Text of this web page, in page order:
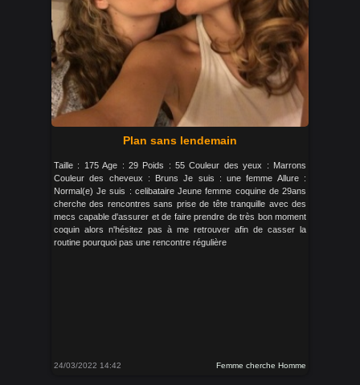
Plan sans lendemain
Taille : 175 Age : 29 Poids : 55 Couleur des yeux : Marrons
Couleur des cheveux : Bruns Je suis : une femme Allure :
Normal(e) Je suis : celibataire Jeune femme coquine de 29ans
cherche des rencontres sans prise de tête tranquille avec des
mecs capable d'assurer et de faire prendre de très bon moment
coquin alors n'hésitez pas à me retrouver afin de casser la
routine pourquoi pas une rencontre régulière
24/03/2022 14:42 Femme cherche Homme